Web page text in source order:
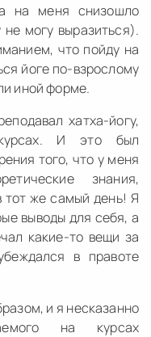
на меня снизошло
могу выразиться).
что пойду на
йоге по-взрослому
иной форме.
хатха-йогу,
И это был
того, что у меня
знания,
тот же самый день! Я
выводы для себя, а
какие-то вещи за
в правоте
и я несказанно
на курсах